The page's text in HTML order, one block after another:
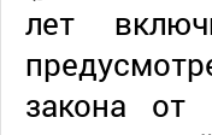
лет
закона